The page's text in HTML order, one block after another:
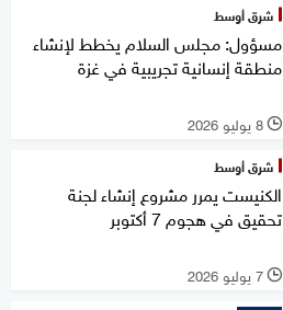
شرق أوسط
مسؤول: مجلس السلام يخطط لإنشاء
منطقة إنسانية تجريبية في غزة
l 8 يوليو 2026
شرق أوسط
الكنيست يمرر مشروع إنشاء لجنة
تحقيق في هجوم 7 أكتوبر
l 7 يوليو 2026